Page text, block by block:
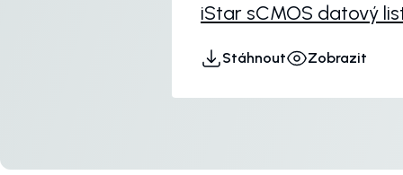
iStar sCMOS datový
Stáhnout Zobrazit